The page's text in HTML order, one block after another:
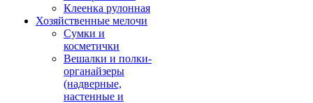
Клеенка рулонная
Хозяйственные мелочи
Сумки и
косметички
Вешалки и полки-
органайзеры
(надверные,
настенные и